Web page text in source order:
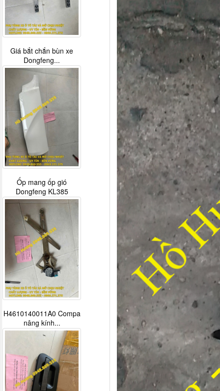
Giá bắt chắn bùn xe
Dongfeng...
Ốp mang ốp gió
Dongfeng KL385
H4610140011A0 Compa
nâng kính...